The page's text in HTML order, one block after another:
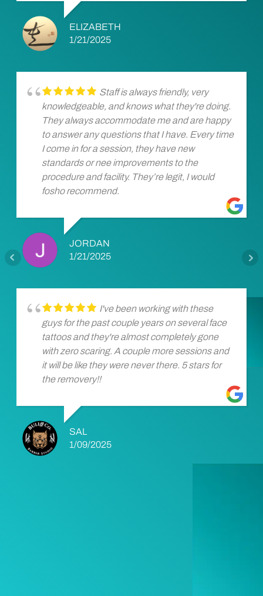
ELIZABETH
1/21/2025
Staff is always friendly, very
knowledgeable, and knows what they're doing.
They always accommodate me and are happy
to answer any questions that I have. Every time
I come in for a session, they have new
standards or nee improvements to the
procedure and facility. They’re legit, I would
fosho recommend.
JORDAN
1/21/2025
I've been working with these
guys for the past couple years on several face
tattoos and they're almost completely gone
with zero scaring. A couple more sessions and
it will be like they were never there. 5 stars for
the removery!!
SAL
1/09/2025